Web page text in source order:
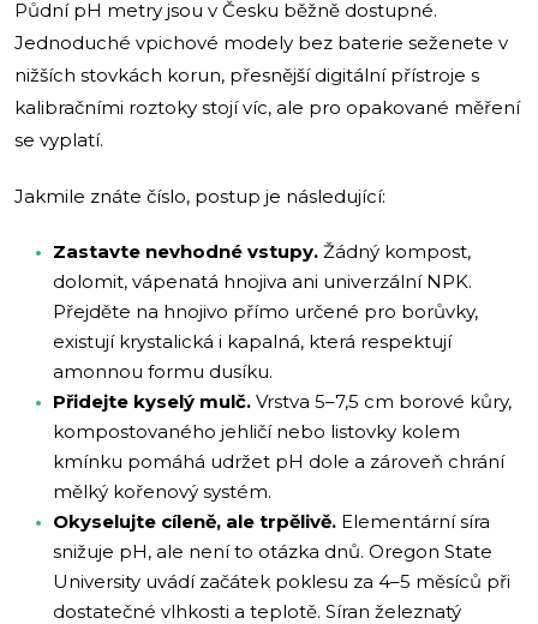
Půdní pH metry jsou v Česku běžně dostupné.
Jednoduché vpichové modely bez baterie seženete v
nižších stovkách korun, přesnější digitální přístroje s
kalibračními roztoky stojí víc, ale pro opakované měření
se vyplatí.
Jakmile znáte číslo, postup je následující:
Zastavte nevhodné vstupy. Žádný kompost,
dolomit, vápenatá hnojiva ani univerzální NPK.
Přejděte na hnojivo přímo určené pro borůvky,
existují krystalická i kapalná, která respektují
amonnou formu dusíku.
Přidejte kyselý mulč. Vrstva 5–7,5 cm borové kůry,
kompostovaného jehličí nebo listovky kolem
kmínku pomáhá udržet pH dole a zároveň chrání
mělký kořenový systém.
Okyselujte cíleně, ale trpělivě. Elementární síra
snižuje pH, ale není to otázka dnů. Oregon State
University uvádí začátek poklesu za 4–5 měsíců při
dostatečné vlhkosti a teplotě. Síran železnatý